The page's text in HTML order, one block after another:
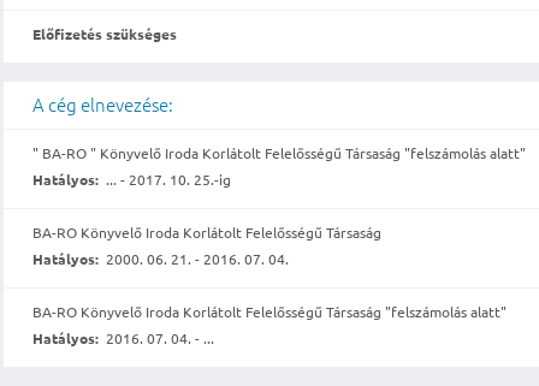
Előfizetés szükséges
A cég elnevezése:
" BA-RO " Könyvelő Iroda Korlátolt Felelősségű Társaság "felszámolás alatt"
Hatályos: ... - 2017. 10. 25.-ig
BA-RO Könyvelő Iroda Korlátolt Felelősségű Társaság
Hatályos: 2000. 06. 21. - 2016. 07. 04.
BA-RO Könyvelő Iroda Korlátolt Felelősségű Társaság "felszámolás alatt"
Hatályos: 2016. 07. 04. - ...